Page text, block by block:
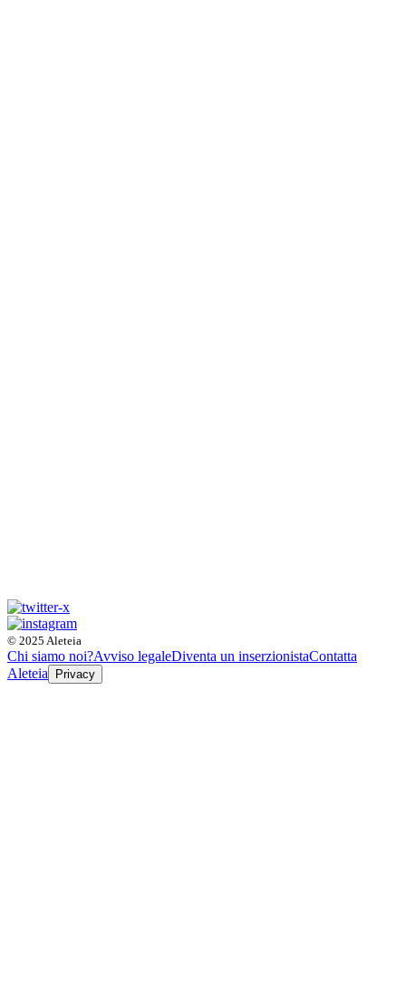
© 2025 Aleteia
Chi siamo noi?Avviso legaleDiventa un inserzionistaContatta
Aleteia
Privacy